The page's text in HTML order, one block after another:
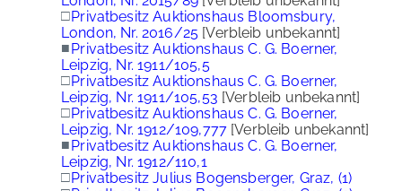
□Privatbesitz Auktionshaus Bloomsbury,
London, Nr. 2016/25 [Verbleib unbekannt]
■Privatbesitz Auktionshaus C. G. Boerner,
Leipzig, Nr. 1911/105,5
□Privatbesitz Auktionshaus C. G. Boerner,
Leipzig, Nr. 1911/105,53 [Verbleib unbekannt]
□Privatbesitz Auktionshaus C. G. Boerner,
Leipzig, Nr. 1912/109,777 [Verbleib unbekannt]
■Privatbesitz Auktionshaus C. G. Boerner,
Leipzig, Nr. 1912/110,1
□Privatbesitz Julius Bogensberger, Graz, (1)